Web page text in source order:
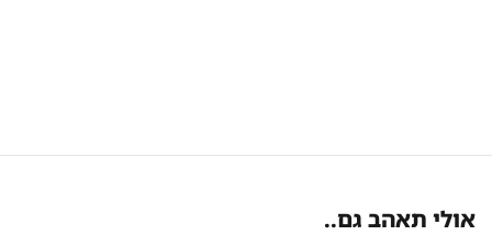
אולי תאהב גם..